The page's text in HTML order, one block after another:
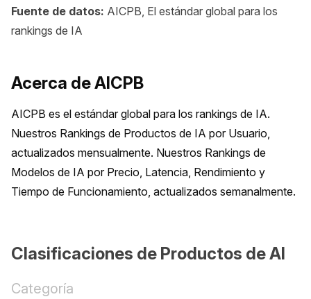
Fuente de datos: AICPB, El estándar global para los
rankings de IA
Acerca de AICPB
AICPB es el estándar global para los rankings de IA.
Nuestros Rankings de Productos de IA por Usuario,
actualizados mensualmente. Nuestros Rankings de
Modelos de IA por Precio, Latencia, Rendimiento y
Tiempo de Funcionamiento, actualizados semanalmente.
Clasificaciones de Productos de AI
Categoría